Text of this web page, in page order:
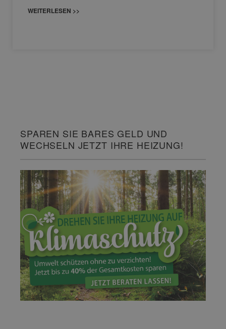
WEITERLESEN >>
SPAREN SIE BARES GELD UND
WECHSELN JETZT IHRE HEIZUNG!